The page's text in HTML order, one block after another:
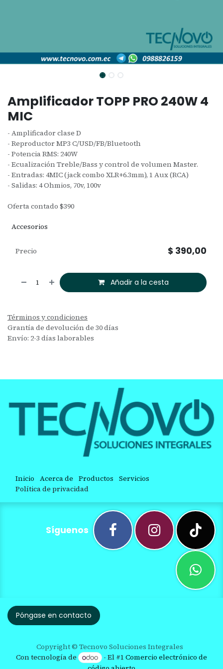
Amplificador TOPP PRO 240W 4
MIC
- Amplificador clase D
- Reproductor MP3 C/USD/FB/Bluetooth
- Potencia RMS: 240W
- Ecualización Treble/Bass y control de volumen Master.
- Entradas: 4MIC (jack combo XLR+6.3mm), 1 Aux (RCA)
- Salidas: 4 Ohmios, 70v, 100v
Oferta contado $390
Accesorios
Añadir a la cesta
Precio $ 390,00
Términos y condiciones
Grantía de devolución de 30 días
Envío: 2-3 días laborables
Inicio Acerca de Productos Servicios
Política de privacidad
Síguenos
Póngase en contacto
Copyright © Tecnovo Soluciones Integrales
Con tecnología de
- El #1Comercio electrónico de